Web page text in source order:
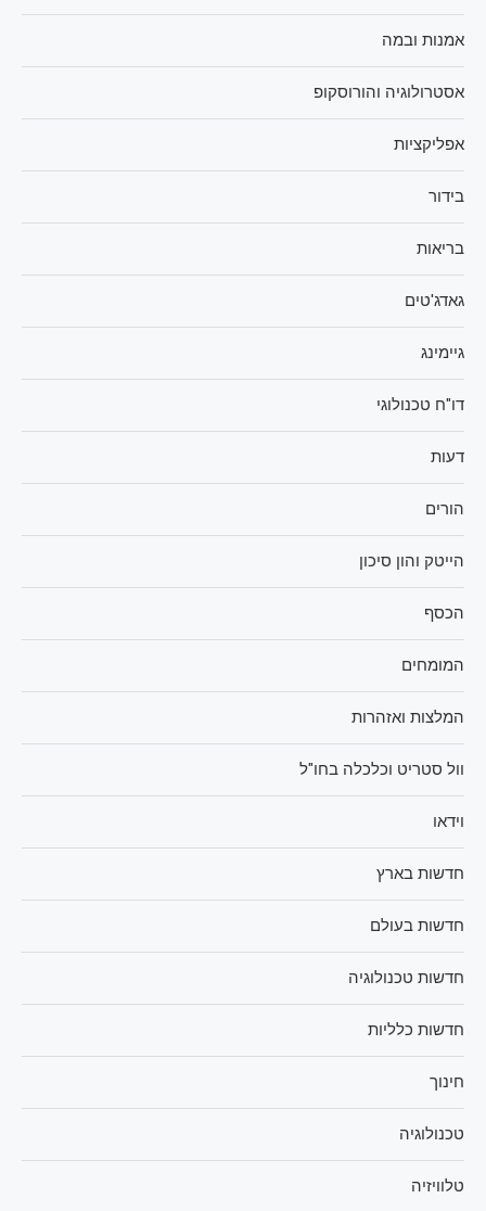
אמנות ובמה
אסטרולוגיה והורוסקופ
אפליקציות
בידור
בריאות
גאדג'טים
גיימינג
דו"ח טכנולוגי
דעות
הורים
הייטק והון סיכון
הכסף
המומחים
המלצות ואזהרות
וול סטריט וכלכלה בחו"ל
וידאו
חדשות בארץ
חדשות בעולם
חדשות טכנולוגיה
חדשות כלליות
חינוך
טכנולוגיה
טלוויזיה